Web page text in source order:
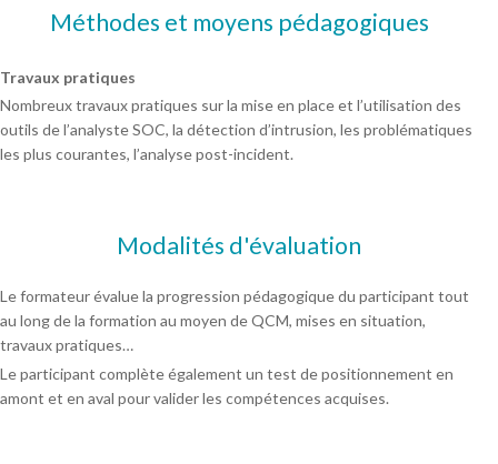
Méthodes et moyens pédagogiques
Travaux pratiques
Nombreux travaux pratiques sur la mise en place et l’utilisation des
outils de l’analyste SOC, la détection d’intrusion, les problématiques
les plus courantes, l’analyse post-incident.
Modalités d'évaluation
Le formateur évalue la progression pédagogique du participant tout
au long de la formation au moyen de QCM, mises en situation,
travaux pratiques…
Le participant complète également un test de positionnement en
amont et en aval pour valider les compétences acquises.